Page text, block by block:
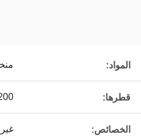
المواد:
قطرها: 29-
الخصائص: